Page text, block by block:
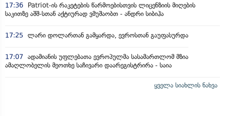
17:36
Patriot-ის რაკეტების წარმოებისთვის ლიცენზიის მიღების
საკითზე აშშ-სთან აქტიურად ვმუშაობთ - ანდრი სიბიჰა
17:25 ლარი დოლართან გამყარდა, ევროსთან გაუფასურდა
17:07 ადამიანის უფლებათა ევროპულმა სასამართლომ მზია
ამაღლობელის მეოთხე საჩივარი დაარეგისტრირა - საია
ყველა სიახლის ნახვა